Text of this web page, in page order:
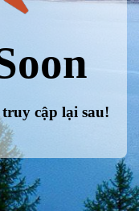
cập lại sau!